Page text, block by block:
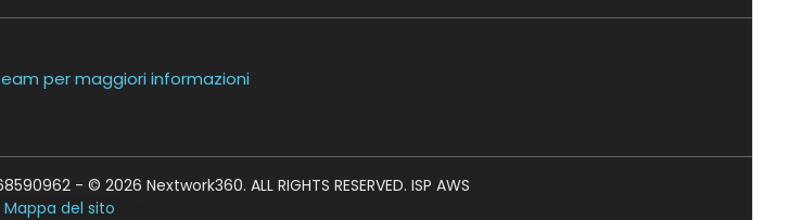
per maggiori informazioni
- © 2026 Nextwork360. ALL RIGHTS RESERVED. ISP AWS
Mappa del sito